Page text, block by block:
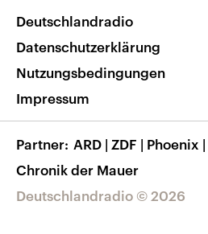
Nachrichten App
Frequenzen
Veranstaltungen
Musikliste
RSS
Barrierefreiheit
Deutschlandradio © 2026
Deutschlandradio
Datenschutzerklärung
Nutzungsbedingungen
Impressum
Partner ARD | ZDF | Phoenix |
Chronik der Mauer